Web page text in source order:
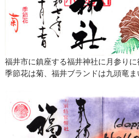
福井市に鎮座する福井神社に月参りに
季節花は菊、福井ブランドは九頭竜ま